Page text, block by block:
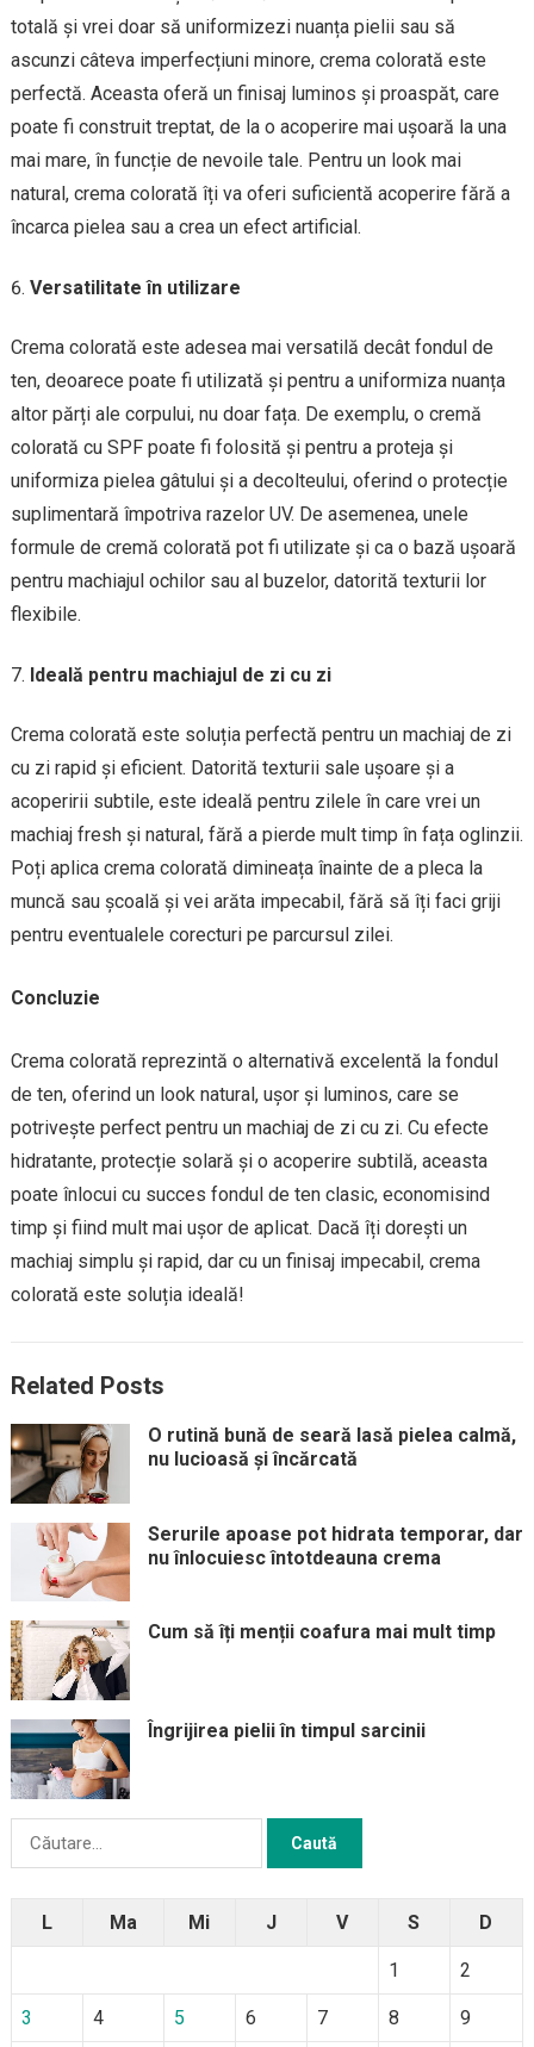
totală și vrei doar să uniformizezi nuanța pielii sau să
ascunzi câteva imperfecțiuni minore, crema colorată este
perfectă. Aceasta oferă un finisaj luminos și proaspăt, care
poate fi construit treptat, de la o acoperire mai ușoară la una
mai mare, în funcție de nevoile tale. Pentru un look mai
natural, crema colorată îți va oferi suficientă acoperire fără a
încarca pielea sau a crea un efect artificial.
Versatilitate în utilizare
Crema colorată este adesea mai versatilă decât fondul de
ten, deoarece poate fi utilizată și pentru a uniformiza nuanța
altor părți ale corpului, nu doar fața. De exemplu, o cremă
colorată cu SPF poate fi folosită și pentru a proteja și
uniformiza pielea gâtului și a decolteului, oferind o protecție
suplimentară împotriva razelor UV. De asemenea, unele
formule de cremă colorată pot fi utilizate și ca o bază ușoară
pentru machiajul ochilor sau al buzelor, datorită texturii lor
flexibile.
Ideală pentru machiajul de zi cu zi
Crema colorată este soluția perfectă pentru un machiaj de zi
cu zi rapid și eficient. Datorită texturii sale ușoare și a
acoperirii subtile, este ideală pentru zilele în care vrei un
machiaj fresh și natural, fără a pierde mult timp în fața oglinzii.
Poți aplica crema colorată dimineața înainte de a pleca la
muncă sau școală și vei arăta impecabil, fără să îți faci griji
pentru eventualele corecturi pe parcursul zilei.
Concluzie
Crema colorată reprezintă o alternativă excelentă la fondul
de ten, oferind un look natural, ușor și luminos, care se
potrivește perfect pentru un machiaj de zi cu zi. Cu efecte
hidratante, protecție solară și o acoperire subtilă, aceasta
poate înlocui cu succes fondul de ten clasic, economisind
timp și fiind mult mai ușor de aplicat. Dacă îți dorești un
machiaj simplu și rapid, dar cu un finisaj impecabil, crema
colorată este soluția ideală!
Related Posts
O rutină bună de seară lasă pielea calmă,
nu lucioasă și încărcată
Serurile apoase pot hidrata temporar, dar
nu înlocuiesc întotdeauna crema
Cum să îți menții coafura mai mult timp
Îngrijirea pielii în timpul sarcinii
L Ma Mi J V S D
1 2
3 4 5 6 7 8 9